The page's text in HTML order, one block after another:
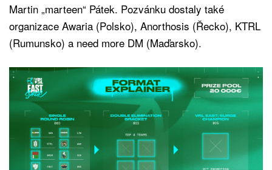
Martin „marteen“ Pátek. Pozvánku dostaly také
organizace Awaria (Polsko), Anorthosis (Řecko), KTRL
(Rumunsko) a need more DM (Maďarsko).